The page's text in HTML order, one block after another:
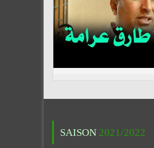
SAISON 2021/2022